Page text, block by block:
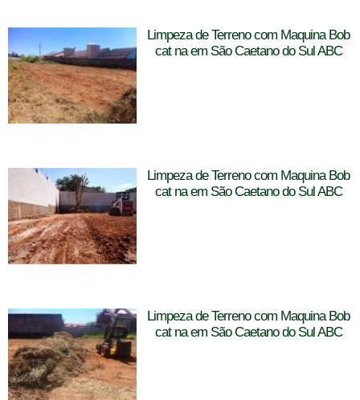
Limpeza de Terreno com Maquina Bob
cat na em São Caetano do Sul ABC
Limpeza de Terreno com Maquina Bob
cat na em São Caetano do Sul ABC
Limpeza de Terreno com Maquina Bob
cat na em São Caetano do Sul ABC